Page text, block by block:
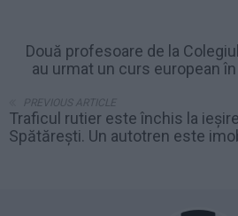
Două profesoare de la
au urmat un curs european
PREVIOUS ARTICLE
Traficul rutier este închis la
Spătărești. Un autotren este